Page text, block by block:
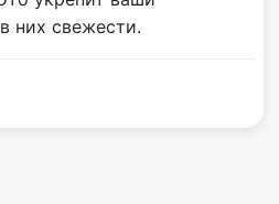
них свежести.